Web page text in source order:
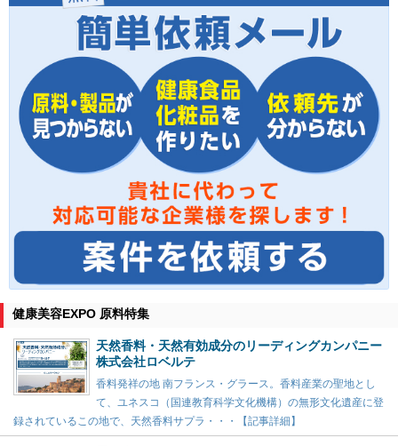
健康美容EXPO 原料特集
天然香料・天然有効成分のリーディングカンパニー
株式会社ロベルテ
香料発祥の地 南フランス・グラース。香料産業の聖地とし
て、ユネスコ（国連教育科学文化機構）の無形文化遺産に登
録されているこの地で、天然香料サプラ・・・【記事詳細】